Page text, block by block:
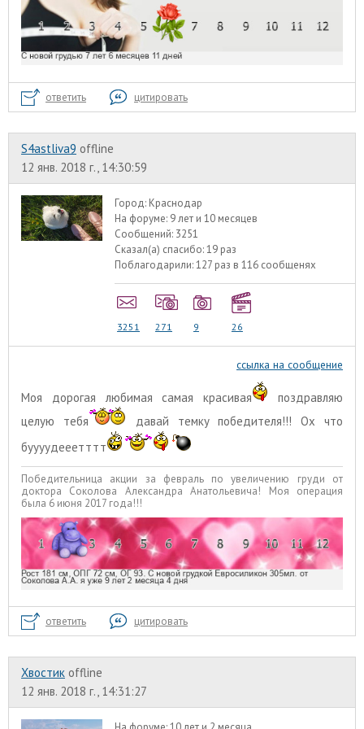
ответить цитировать
S4astliva9 offline
12 янв. 2018 г., 14:30:59
Город: Краснодар
На форуме: 9 лет и 10 месяцев
Сообщений: 3251
Сказал(а) спасибо:19 раз
Поблагодарили:127 раз в 116 сообщенях
3251 271 9 26
ссылка на сообщение
Моя дорогая любимая самая красивая
поздравляю
целую тебя
давай темку победителя!!! Ох что
буууудееетттт
Победительница акции за февраль по увеличению груди от
доктора Соколова Александра Анатольевича! Моя операция
была 6 июня 2017 года!!!
ответить цитировать
Хвостик offline
12 янв. 2018 г., 14:31:27